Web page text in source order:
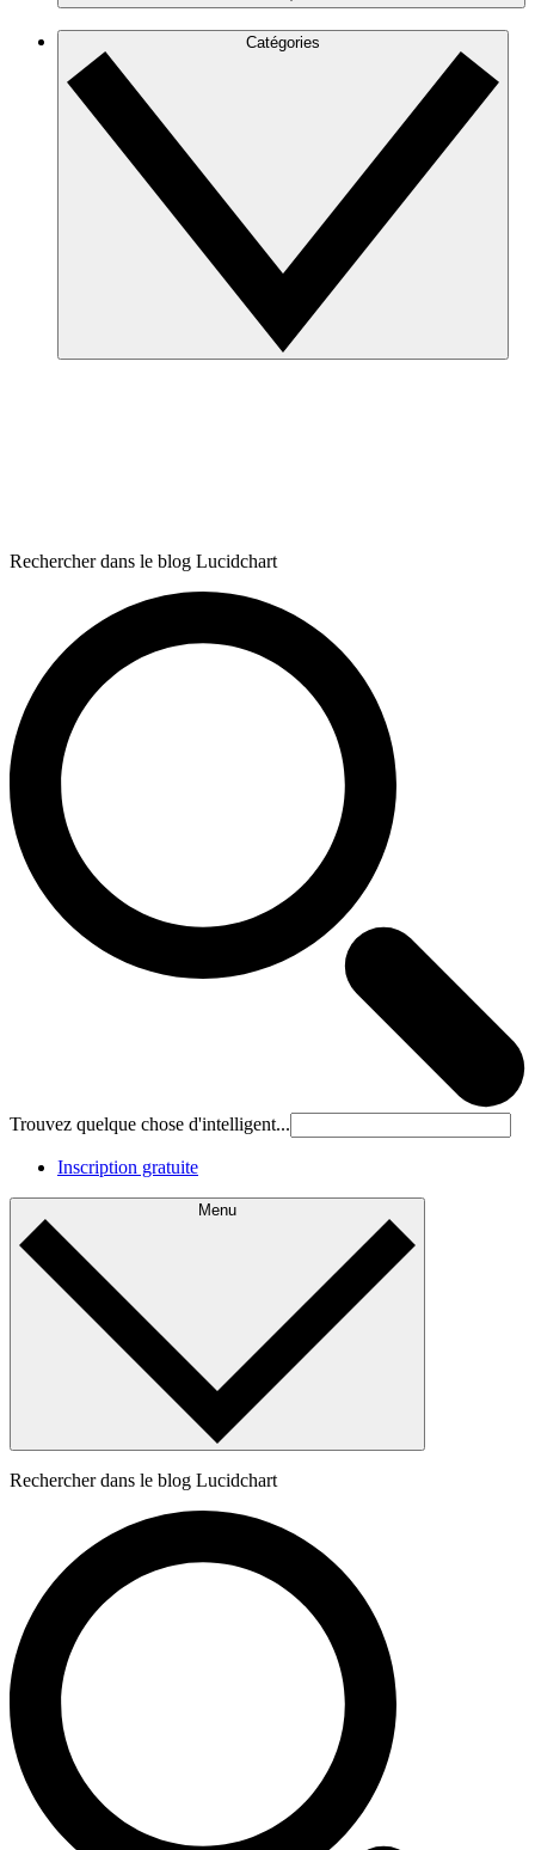
Catégories
Rechercher dans le blog Lucidchart
Trouvez quelque chose d'intelligent...
Inscription gratuite
Menu
Rechercher dans le blog Lucidchart